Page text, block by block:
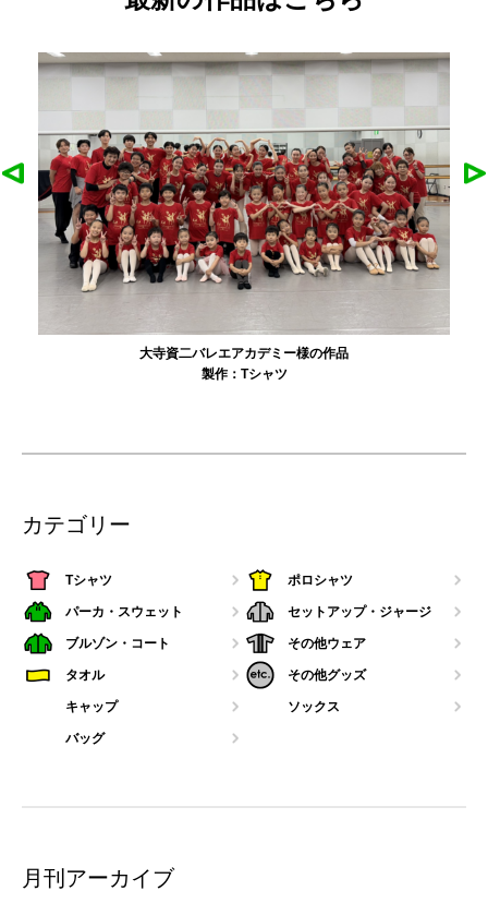
大寺資二バレエアカデミー様の作品
製作： Tシャツ
カテゴリー
Tシャツ ポロシャツ
パーカ・スウェット セットアップ・ジャージ
ブルゾン・コート その他ウェア
タオル その他グッズ
キャップ ソックス
バッグ
月刊アーカイブ